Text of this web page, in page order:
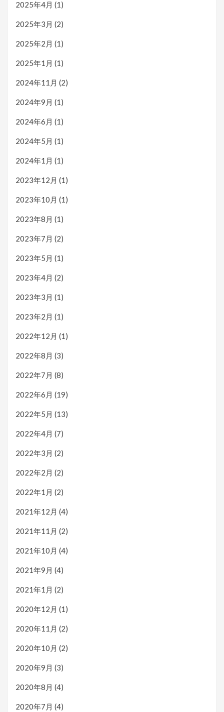
2025年4月 (1)
2025年3月 (2)
2025年2月 (1)
2025年1月 (1)
2024年11月 (2)
2024年9月 (1)
2024年6月 (1)
2024年5月 (1)
2024年1月 (1)
2023年12月 (1)
2023年10月 (1)
2023年8月 (1)
2023年7月 (2)
2023年5月 (1)
2023年4月 (2)
2023年3月 (1)
2023年2月 (1)
2022年12月 (1)
2022年8月 (3)
2022年7月 (8)
2022年6月 (19)
2022年5月 (13)
2022年4月 (7)
2022年3月 (2)
2022年2月 (2)
2022年1月 (2)
2021年12月 (4)
2021年11月 (2)
2021年10月 (4)
2021年9月 (4)
2021年1月 (2)
2020年12月 (1)
2020年11月 (2)
2020年10月 (2)
2020年9月 (3)
2020年8月 (4)
2020年7月 (4)